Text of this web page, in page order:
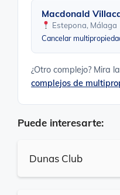
Macdonald
Estepona, Málaga
Cancelar
¿Otro complejo? Mira la
complejos de
Puede interesarte:
Dunas Club